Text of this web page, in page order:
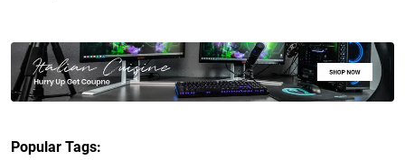
Popular Tags: